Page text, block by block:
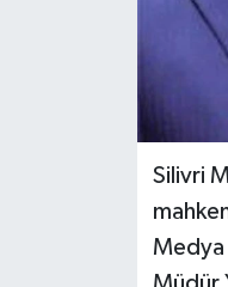
Silivri
Medya